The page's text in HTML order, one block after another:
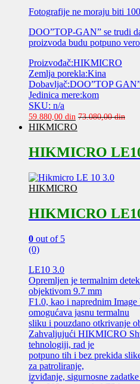
Fotografije ne moraju biti
DOO”TOP-GAN” se trudi
proizvoda budu potpuno
Proizvođač:HIKMICRO
Zemlja porekla:Kina
Dobavljač:DOO”TOP
Jedinica mere:kom
SKU: n/a
59.880,00 din 73.080,00din
HIKMICRO
HIKMICRO
HIKMICRO
HIKMICRO
0 out of 5
(0)
LE10 3.0
Opremljen je termalnim
objektivom 9.7 mm
F1.0, kao i naprednim
omogućava jasnu termalnu
sliku i pouzdano otkrivanje
Zahvaljujući HIKMICRO
tehnologiji, rad je
potpuno tih i bez prekida
za patroliranje,
izviđanje, sigurnosne